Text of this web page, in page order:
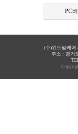
PC
(주)위드맘케어
주소 : 경기